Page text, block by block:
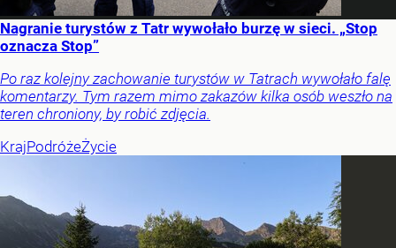
Nagranie turystów z Tatr wywołało burzę w sieci. „Stop
oznacza Stop”
Po raz kolejny zachowanie turystów w Tatrach wywołało falę
komentarzy. Tym razem mimo zakazów kilka osób weszło na
teren chroniony, by robić zdjęcia.
KrajPodróżeŻycie